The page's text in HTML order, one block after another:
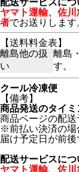
配送サービスにつ
ヤマト運輸、佐
者でお送りします
【送料料金表】
離島他の扱
い
離島
す。
クール冷凍便
【備考】
商品発送のタイミ
商品ページの配送
※前払い決済の場
届け予定日が前後
配送サービスにつ
ヤマト運輸、佐